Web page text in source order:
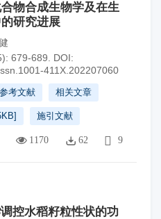
物合成生物学及在生
研究进展
679-689.
DOI:
411X.202207060
参考文献 相关文章
] 施引文献
1170 62 9
调控水稻籽粒性状的功